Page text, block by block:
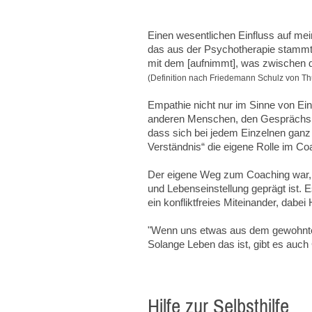
Einen wesentlichen Einfluss auf
das aus der Psychotherapie
mit dem [aufnimmt], was zwischen
(Definition nach Friedemann Schulz von
Empathie nicht nur im Sinne von
anderen Menschen, den
dass sich bei jedem Einzelnen
Verständnis“ die eigene Rolle im
Der eigene Weg zum Coaching
und Lebenseinstellung geprägt ist.
ein konfliktfreies Miteinander, dabei
"Wenn uns etwas aus dem
Solange Leben das ist, gibt es
Hilfe zur Selbsthilfe